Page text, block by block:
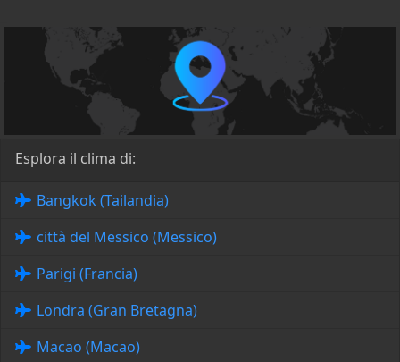
Esplora il clima di:
Bangkok (Tailandia)
città del Messico (Messico)
Parigi (Francia)
Londra (Gran Bretagna)
Macao (Macao)